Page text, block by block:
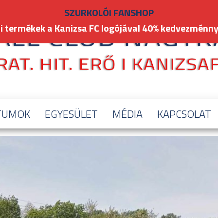
EGYESÜLET MÉDIA KAPCSOLAT
SZURKOLÓI FANSHOP
termékek a Kanizsa FC logójával 40%